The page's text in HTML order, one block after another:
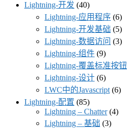
Lightning-开发 (40)
Lightning-应用程序 (6)
Lightning-开发基础 (5)
Lightning-数据访问 (3)
Lightning-组件 (9)
Lightning-覆盖标准按钮
Lightning-设计 (6)
LWC中的Javascript (6)
Lightning-配置 (85)
Lightning – Chatter(4)
Lightning – 基础 (3)